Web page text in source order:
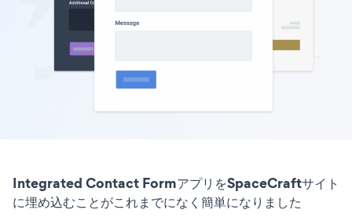
Integrated Contact FormアプリをSpaceCraftサイト
に埋め込むことがこれまでになく簡単になりました